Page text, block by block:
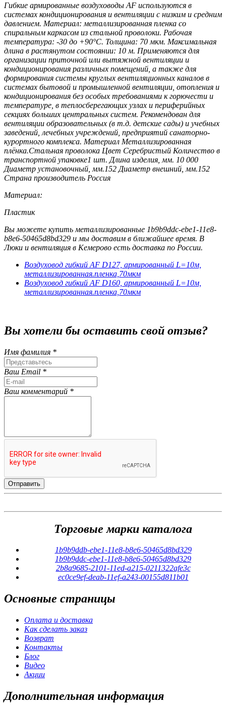
Гибкие армированные воздуховоды AF используются в
системах кондиционирования и вентиляции с низким и средним
давлением. Материал: металлизированная пленка со
спиральным каркасом из стальной проволоки. Рабочая
температура: -30 до +90°С. Толщина: 70 мкм. Максимальная
длина в растянутом состоянии: 10 м. Применяются для
организации приточной или вытяжной вентиляции и
кондиционирования различных помещений, а также для
формирования cистемы круглых вентиляционных каналов в
системах бытовой и промышленной вентиляции, отопления и
кондиционирования без особых требованиями к горючести и
температуре, в теплосберегающих узлах и периферийных
секциях больших центральных систем. Рекомендован для
вентиляции образовательных (в т.д. детские сады) и учебных
заведений, лечебных учреждений, предприятий санаторно-
курортного комплекса. Материал Металлизированная
плёнка.Стальная проволока Цвет Серебристый Количество в
транспортной упаковке1 шт. Длина изделия, мм. 10 000
Диаметр установочный, мм.152 Диаметр внешний, мм.152
Страна производитель Россия
Материал:
Пластик
Вы можете купить металлизированные 1b9b9ddc-ebe1-11e8-
b8e6-50465d8bd329 и мы доставим в ближайшее время. В
Люки и вентиляция в Кемерово есть доставка по России.
Воздуховод гибкий AF D127, армированный L=10м,
металлизированная.пленка,70мкм
Воздуховод гибкий AF D160, армированный L=10м,
металлизированная.пленка,70мкм
Вы хотели бы оставить свой отзыв?
Имя фамилия *
Ваш Email *
Ваш комментарий *
Торговые марки каталога
1b9b9ddb-ebe1-11e8-b8e6-50465d8bd329
1b9b9ddc-ebe1-11e8-b8e6-50465d8bd329
2b8a9685-2101-11ed-a215-0211322afe3c
ec0ce9ef-deab-11ef-a243-00155d811b01
Основные страницы
Оплата и доставка
Как сделать заказ
Возврат
Контакты
Блог
Видео
Акции
Дополнительная информация